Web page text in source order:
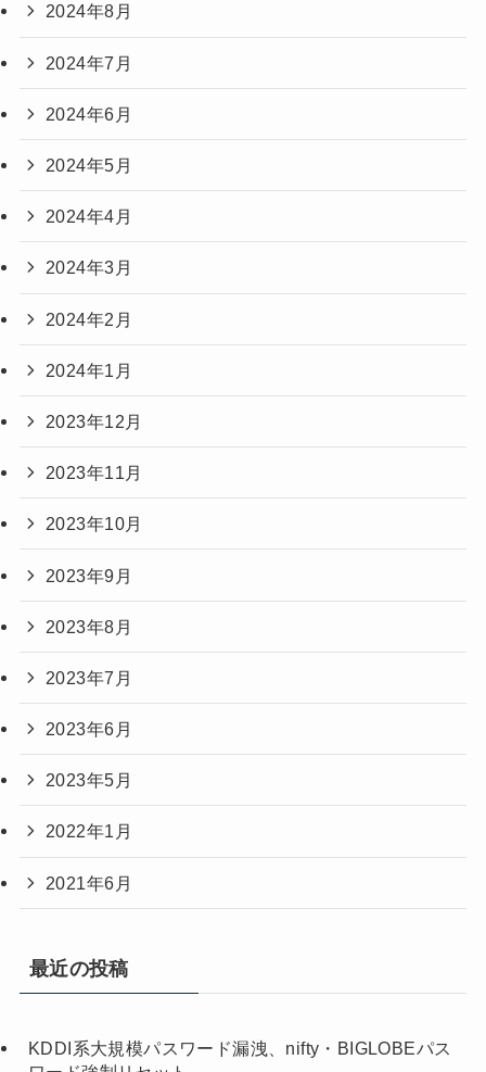
2024年8月
2024年7月
2024年6月
2024年5月
2024年4月
2024年3月
2024年2月
2024年1月
2023年12月
2023年11月
2023年10月
2023年9月
2023年8月
2023年7月
2023年6月
2023年5月
2022年1月
2021年6月
最近の投稿
KDDI系大規模パスワード漏洩、nifty・BIGLOBEパス